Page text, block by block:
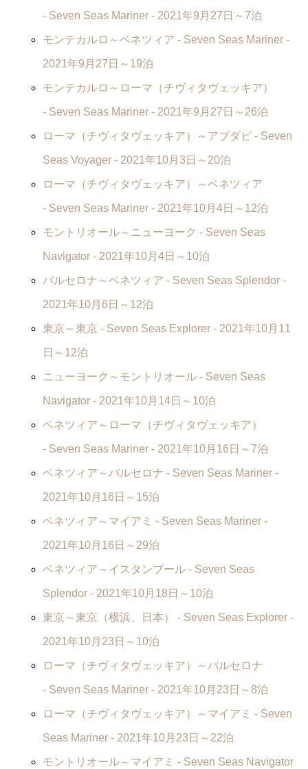
- Seven Seas Mariner- 2021年9月27日～7泊
モンテカルロ～ベネツィア - Seven Seas Mariner-
2021年9月27日～19泊
モンテカルロ～ローマ（チヴィタヴェッキア）
- Seven Seas Mariner- 2021年9月27日～26泊
ローマ（チヴィタヴェッキア）～アブダビ - Seven
Seas Voyager- 2021年10月3日～20泊
ローマ（チヴィタヴェッキア）～ベネツィア
- Seven Seas Mariner- 2021年10月4日～12泊
モントリオール～ニューヨーク - Seven Seas
Navigator- 2021年10月4日～10泊
バルセロナ～ベネツィア - Seven Seas Splendor-
2021年10月6日～12泊
東京～東京 - Seven Seas Explorer- 2021年10月11
日～12泊
ニューヨーク～モントリオール - Seven Seas
Navigator- 2021年10月14日～10泊
ベネツィア～ローマ（チヴィタヴェッキア）
- Seven Seas Mariner- 2021年10月16日～7泊
ベネツィア～バルセロナ - Seven Seas Mariner-
2021年10月16日～15泊
ベネツィア～マイアミ - Seven Seas Mariner-
2021年10月16日～29泊
ベネツィア～イスタンブール - Seven Seas
Splendor- 2021年10月18日～10泊
東京～東京（横浜、日本） - Seven Seas Explorer-
2021年10月23日～10泊
ローマ（チヴィタヴェッキア）～バルセロナ
- Seven Seas Mariner- 2021年10月23日～8泊
ローマ（チヴィタヴェッキア）～マイアミ - Seven
Seas Mariner- 2021年10月23日～22泊
モントリオール～マイアミ - Seven Seas Navigator